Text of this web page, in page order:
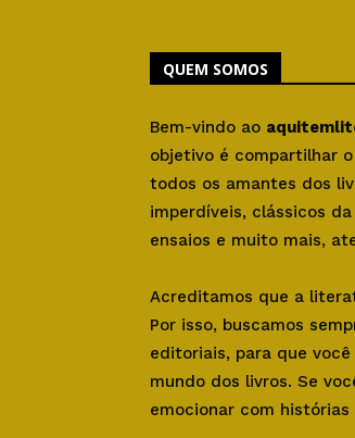
QUEM SOMOS
Bem-vindo ao
objetivo é compartilhar
todos os amantes dos
imperdíveis, clássicos
ensaios e muito mais,
Acreditamos que a
Por isso, buscamos
editoriais, para que
mundo dos livros. Se
emocionar com